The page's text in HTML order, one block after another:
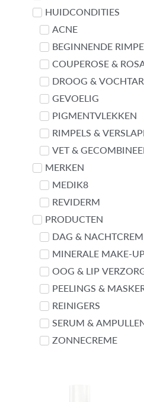
HUIDCONDITIES
ACNE
BEGINNENDE
COUPEROSE &
DROOG &
GEVOELIG
PIGMENTVLEKKEN
RIMPELS &
VET &
MERKEN
MEDIK8
REVIDERM
PRODUCTEN
DAG &
MINERALE MAKE-
OOG & LIP
PEELINGS &
REINIGERS
SERUM &
ZONNECREME